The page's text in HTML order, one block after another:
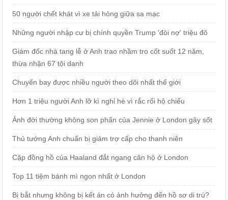
50 người chết khát vì xe tải hỏng giữa sa mạc
Những người nhập cư bị chính quyền Trump 'đòi nợ' triệu đô
Giám đốc nhà tang lễ ở Anh trao nhầm tro cốt suốt 12 năm,
thừa nhận 67 tội danh
Chuyến bay được nhiều người theo dõi nhất thế giới
Hơn 1 triệu người Anh lỡ kì nghỉ hè vì rắc rối hộ chiếu
Ảnh đời thường không son phấn của Jennie ở London gây sốt
Thủ tướng Anh chuẩn bị giảm trợ cấp cho thanh niên
Cặp đồng hồ của Haaland đắt ngang căn hộ ở London
Top 11 tiệm bánh mì ngon nhất ở London
Bị bắt nhưng không bị kết án có ảnh hưởng đến hồ sơ di trú?